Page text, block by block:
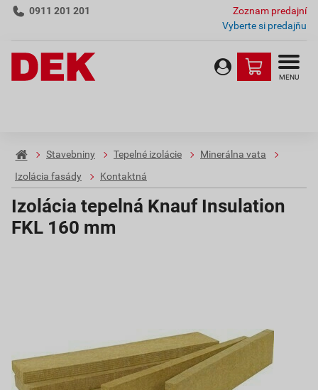
0911 201 201
Zoznam predajní
Vyberte si predajňu
MENU
Stavebniny Tepelné izolácie
Minerálna vata
Izolácia fasády
Kontaktná
Izolácia tepelná Knauf Insulation
FKL 160 mm